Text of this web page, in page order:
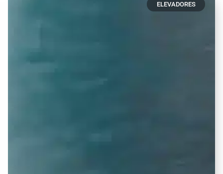
ELEVADORES